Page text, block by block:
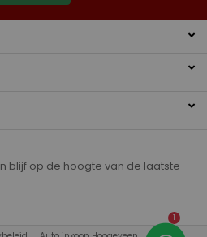
blijf op de hoogte van de laatste
1